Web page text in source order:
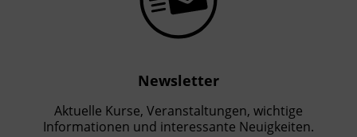
Newsletter
Aktuelle Kurse, Veranstaltungen, wichtige
Informationen und interessante Neuigkeiten.